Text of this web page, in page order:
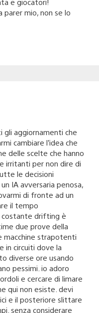
mio, non se lo
aggiornamenti che
cambiare l’idea che
delle scelte che hanno
irritanti per non dire di
le decisioni
IA avversaria penosa,
di fronte ad un
il tempo
costante drifting è
due prove della
macchine strapotenti
in circuiti dove la
diverse ore usando
pessimi. io adoro
e cercare di limare
qui non esiste. devi
e il posteriore slittare
senza considerare